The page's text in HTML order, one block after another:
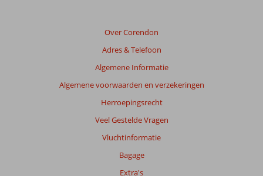
Over Corendon
Adres & Telefoon
Algemene Informatie
Algemene voorwaarden en verzekeringen
Herroepingsrecht
Veel Gestelde Vragen
Vluchtinformatie
Bagage
Extra's